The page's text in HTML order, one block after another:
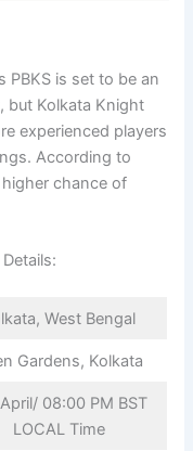
PBKS is set to be an
but Kolkata Knight
experienced players
According to
chance of
Details:
West Bengal
Gardens, Kolkata
08:00 PM BST
LOCAL Time